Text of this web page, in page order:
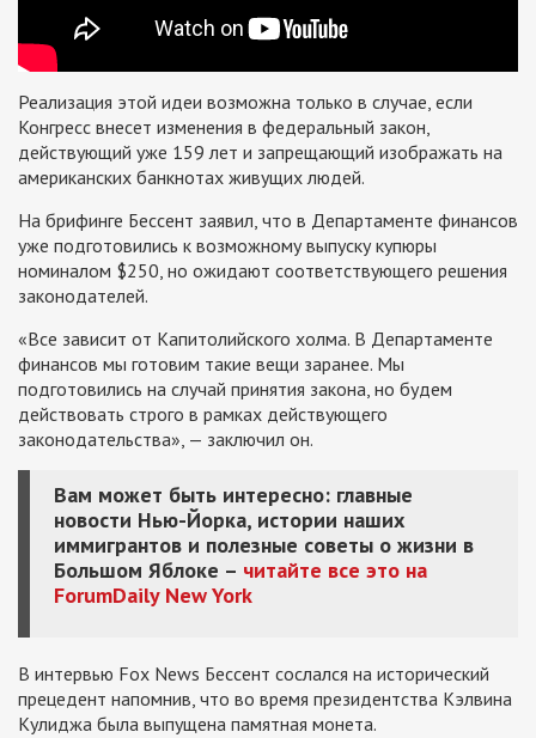
Реализация этой идеи возможна только в случае, если
Конгресс внесет изменения в федеральный закон,
действующий уже 159 лет и запрещающий изображать на
американских банкнотах живущих людей.
На брифинге Бессент заявил, что в Департаменте финансов
уже подготовились к возможному выпуску купюры
номиналом $250, но ожидают соответствующего решения
законодателей.
«Все зависит от Капитолийского холма. В Департаменте
финансов мы готовим такие вещи заранее. Мы
подготовились на случай принятия закона, но будем
действовать строго в рамках действующего
законодательства», — заключил он.
Вам может быть интересно: главные
новости Нью-Йорка, истории наших
иммигрантов и полезные советы о жизни в
Большом Яблоке – читайте все это на
ForumDaily New York
В интервью Fox News Бессент сослался на исторический
прецедент напомнив, что во время президентства Кэлвина
Кулиджа была выпущена памятная монета.